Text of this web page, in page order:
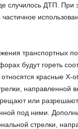
случилось ДТП. При
транспортных
будут гореть
красные Х-
направленной
или
под ними.
стрелки,